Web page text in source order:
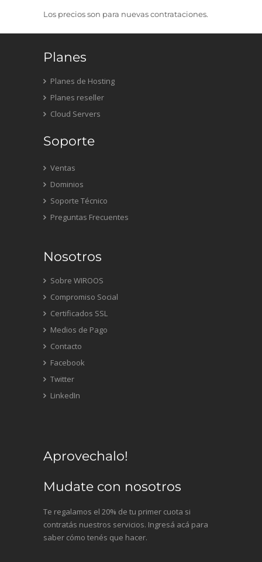
Los precios son para nuevas contrataciones.
Planes
Planes de Hosting
Planes reseller
Cloud Servers
Soporte
Ventas
Dominios
Soporte Técnico
Preguntas Frecuentes
Nosotros
Sobre WIROOS
Compromiso Social
Certificados SSL
Medios de Pago
Contacto
Facebook
Twitter
LinkedIn
Aprovechalo!
Mudate con nosotros
Te regalamos el 20% de tu primer cuota si
contratás nuestros servicios. Ingresá acá para
saber cómo tenés que hacer.